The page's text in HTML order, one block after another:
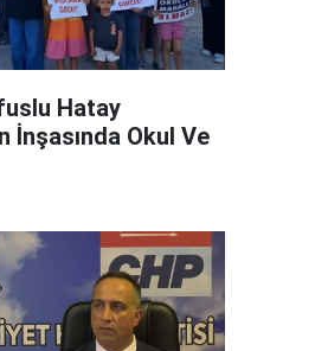
Hatay
İnşasında Okul Ve